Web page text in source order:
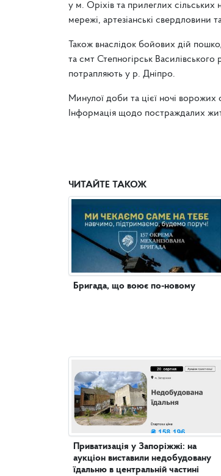
у м. Оріхів та прилеглих
мережі, артезіанські свердловини
Також внаслідок бойових дій
та смт Степногірськ
потрапляють у р. Дніпро.
Минулої доби та цієї ночі ворожих
Інформація щодо постраждалих
ЧИТАЙТЕ ТАКОЖ
Бригада, що воює по-новому
Приватизація у Запоріжжі: на
аукціон виставили недобудовану
їдальню в центральній частині